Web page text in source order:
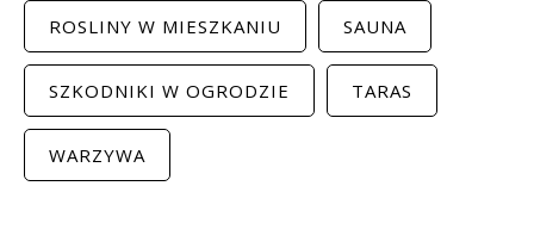
ROSLINY W MIESZKANIU SAUNA
SZKODNIKI W OGRODZIE TARAS
WARZYWA